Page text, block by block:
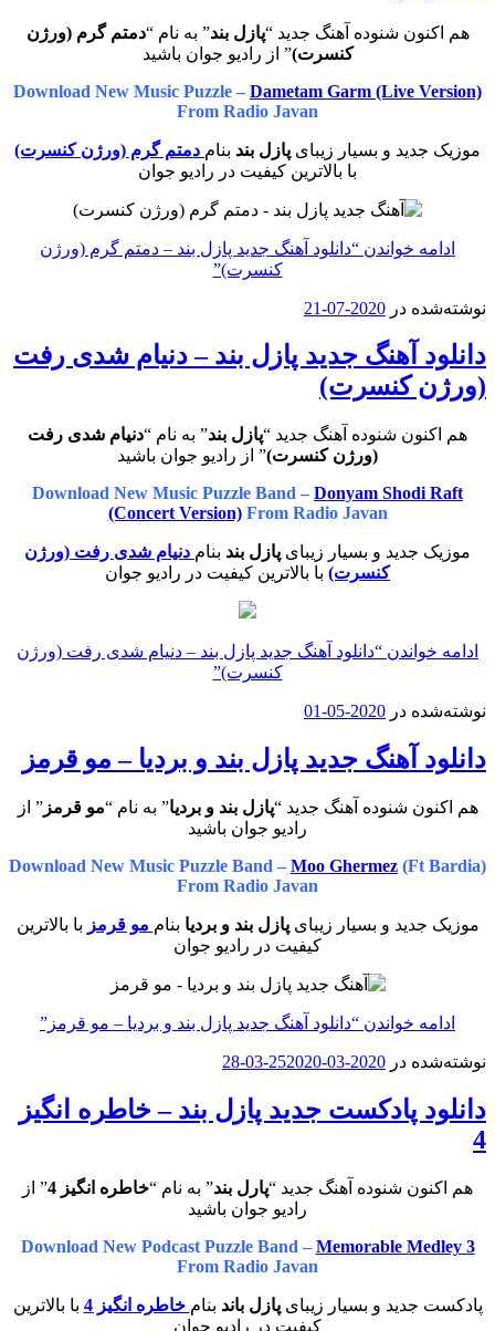
هم اکنون شنوده آهنگ جدید “پازل بند” به نام “دمتم گرم (ورژن
کنسرت)” از رادیو جوان باشید
Download New Music Puzzle – Dametam Garm (Live Version)
From Radio Javan
موزیک جدید و بسیار زیبای پازل بند بنام دمتم گرم (ورژن کنسرت)
با بالاترین کیفیت در رادیو جوان
ادامه خواندن “دانلود آهنگ جدید پازل بند – دمتم گرم (ورژن
کنسرت)”
نوشته‌شده در 2020-07-21
دانلود آهنگ جدید پازل بند – دنیام شدی رفت
(ورژن کنسرت)
هم اکنون شنوده آهنگ جدید “پازل بند” به نام “دنیام شدی رفت
(ورژن کنسرت)” از رادیو جوان باشید
Download New Music Puzzle Band – Donyam Shodi Raft
(Concert Version)From Radio Javan
موزیک جدید و بسیار زیبای پازل بند بنام دنیام شدی رفت (ورژن
کنسرت) با بالاترین کیفیت در رادیو جوان
ادامه خواندن “دانلود آهنگ جدید پازل بند – دنیام شدی رفت (ورژن
کنسرت)”
نوشته‌شده در 2020-05-01
دانلود آهنگ جدید پازل بند و بردیا – مو قرمز
هم اکنون شنوده آهنگ جدید “پازل بند و بردیا” به نام “مو قرمز” از
رادیو جوان باشید
Download New Music Puzzle Band – Moo Ghermez (Ft Bardia)
From Radio Javan
موزیک جدید و بسیار زیبایپازل بند و بردیا بنام مو قرمز با بالاترین
کیفیت در رادیو جوان
ادامه خواندن “دانلود آهنگ جدید پازل بند و بردیا – مو قرمز”
نوشته‌شده در 2020-03-25
2020-03-28
دانلود پادکست جدید پازل بند – خاطره انگیز
4
هم اکنون شنوده آهنگ جدید “پارل بند” به نام “خاطره انگیز 4
” از
رادیو جوان باشید
Download New Podcast Puzzle Band – Memorable Medley 3
From Radio Javan
پادکست جدید و بسیار زیبایپازل باند بنام خاطره انگیز 4
با بالاترین
کیفیت در رادیو جوان